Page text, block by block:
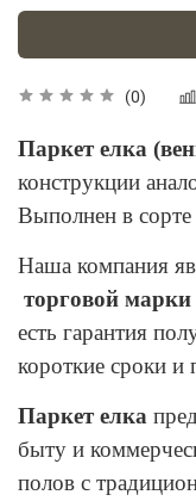
(0)
Паркет елка
конструкции
Выполнен в
Наша компания
торговой
есть гарантия
короткие сроки и
Паркет елка
быту и
полов с